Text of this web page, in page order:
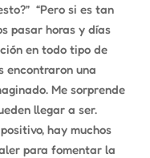
“Pero si es tan
pasar horas y días
en todo tipo de
encontraron una
Me sorprende
llegar a ser.
hay muchos
para fomentar la